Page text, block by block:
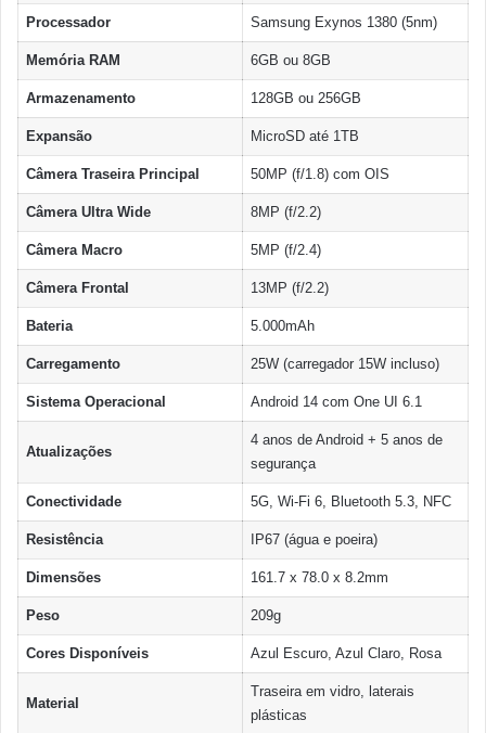
Processador Samsung Exynos 1380 (5nm)
Memória RAM 6GB ou 8GB
Armazenamento 128GB ou 256GB
Expansão MicroSD até 1TB
Câmera Traseira Principal 50MP (f/1.8) com OIS
Câmera Ultra Wide 8MP (f/2.2)
Câmera Macro 5MP (f/2.4)
Câmera Frontal 13MP (f/2.2)
Bateria 5.000mAh
Carregamento 25W (carregador 15W incluso)
Sistema Operacional Android 14 com One UI 6.1
Atualizações
4 anos de Android + 5 anos de
segurança
Conectividade 5G, Wi-Fi 6, Bluetooth 5.3, NFC
Resistência IP67 (água e poeira)
Dimensões 161.7 x 78.0 x 8.2mm
Peso 209g
Cores Disponíveis Azul Escuro, Azul Claro, Rosa
Material
Traseira em vidro, laterais
plásticas